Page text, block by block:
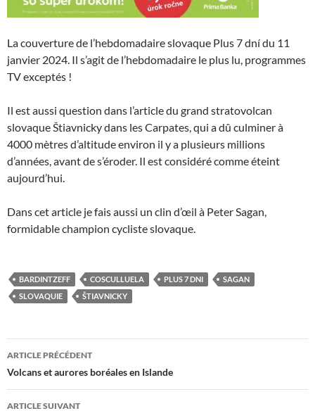
La couverture de l’hebdomadaire slovaque Plus 7 dní du 11
janvier 2024. Il s’agit de l’hebdomadaire le plus lu, programmes
TV exceptés !
Il est aussi question dans l’article du grand stratovolcan
slovaque Štiavnicky dans les Carpates, qui a dû culminer à
4000 mètres d’altitude environ il y a plusieurs millions
d’années, avant de s’éroder. Il est considéré comme éteint
aujourd’hui.
Dans cet article je fais aussi un clin d’œil à Peter Sagan,
formidable champion cycliste slovaque.
BARDINTZEFF COSCULLUELA PLUS 7 DNI
SAGAN
SLOVAQUIE
ŠTIAVNICKY
Navigation
des
articles
ARTICLE PRÉCÉDENT
Volcans et aurores boréales en Islande
ARTICLE SUIVANT